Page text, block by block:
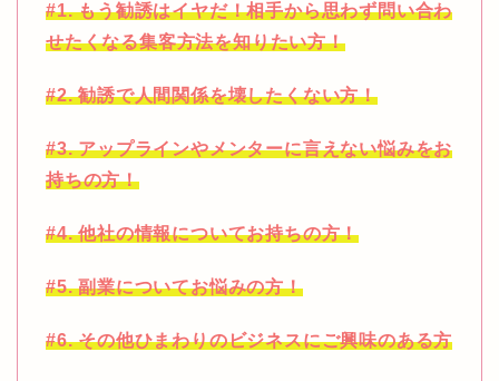
#1. もう勧誘はイヤだ！相手から思わず問い合わ
せたくなる集客方法を知りたい方！
#2. 勧誘で人間関係を壊したくない方！
#3. アップラインやメンターに言えない悩みをお
持ちの方！
#4. 他社の情報についてお持ちの方！
#5. 副業についてお悩みの方！
#6. その他ひまわりのビジネスにご興味のある方